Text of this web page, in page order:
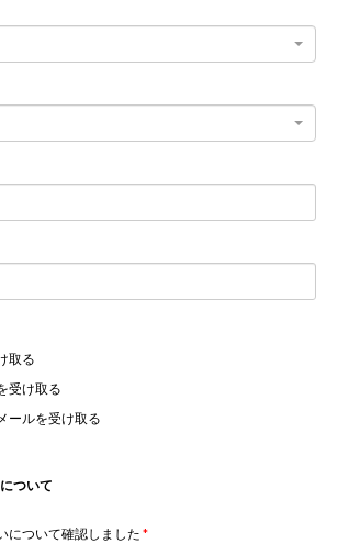
取る
受け取る
ールを受け取る
ついて
について確認しました